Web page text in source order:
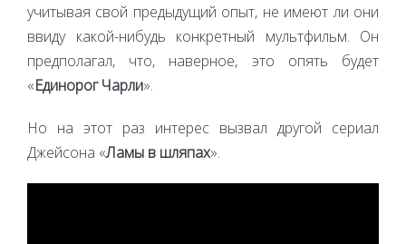
учитывая свой предыдущий опыт, не имеют ли они
ввиду какой-нибудь конкретный мультфильм. Он
предполагал, что, наверное, это опять будет
«Единорог Чарли».
Но на этот раз интерес вызвал другой сериал
Джейсона «Ламы в шляпах».